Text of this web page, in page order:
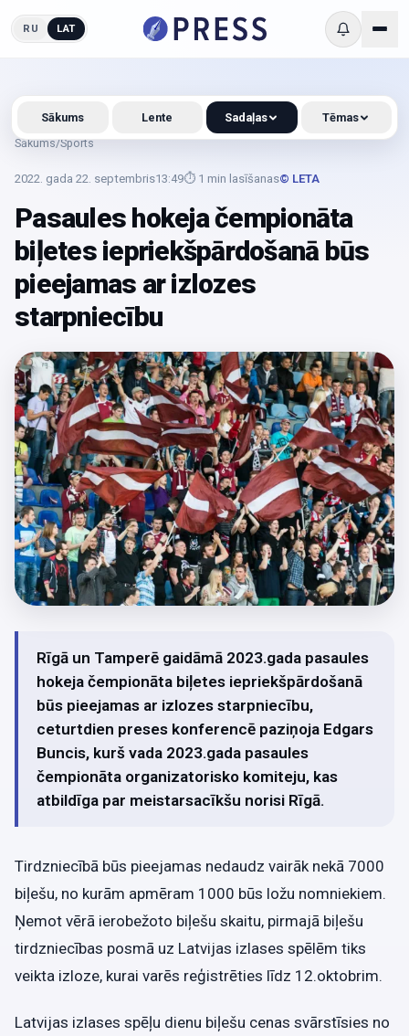
RU LAT
Sākums/Sports
2022. gada 22. septembris13:49⏱ 1 min lasīšanas© LETA
Pasaules hokeja čempionāta
biļetes iepriekšpārdošanā būs
pieejamas ar izlozes
starpniecību
Rīgā un Tamperē gaidāmā 2023.gada pasaules
hokeja čempionāta biļetes iepriekšpārdošanā
būs pieejamas ar izlozes starpniecību,
ceturtdien preses konferencē paziņoja Edgars
Buncis, kurš vada 2023.gada pasaules
čempionāta organizatorisko komiteju, kas
atbildīga par meistarsacīkšu norisi Rīgā.
Tirdzniecībā būs pieejamas nedaudz vairāk nekā 7000
biļešu, no kurām apmēram 1000 būs ložu nomniekiem.
Ņemot vērā ierobežoto biļešu skaitu, pirmajā biļešu
tirdzniecības posmā uz Latvijas izlases spēlēm tiks
veikta izloze, kurai varēs reģistrēties līdz 12.oktobrim.
Latvijas izlases spēļu dienu biļešu cenas svārstīsies no
Sākums Lente Sadaļas Tēmas